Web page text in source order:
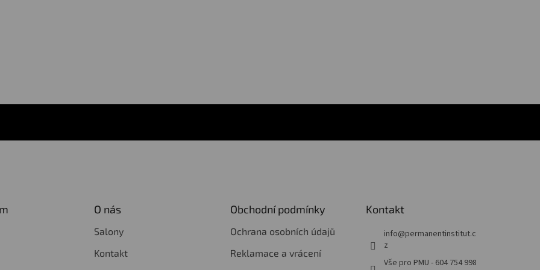
O nás
Salony
Kontakt
Obchodní podmínky
Ochrana osobních údajů
Reklamace a vrácení
Kontakt
info@permanentinstitut.c
z
Vše pro PMU - 604 754 998